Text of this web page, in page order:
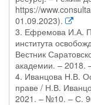
https://
01.09.2023).
3. Ефремова И.А.
института
Вестник
академии. –
4. Иванцова Н.В.
праве / Н.В.
2021. – №10. – С.